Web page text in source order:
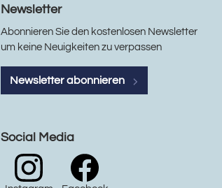
Newsletter
Abonnieren Sie den kostenlosen Newsletter
um keine Neuigkeiten zu verpassen
Newsletter abonnieren
Social Media